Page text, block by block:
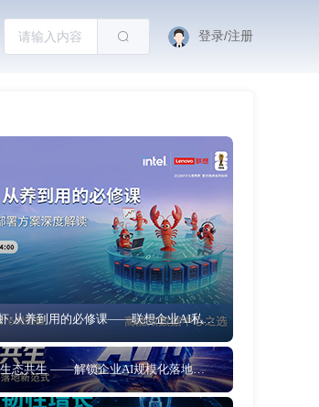
登录/注册
6月30日 企业级用虾:从养到用的必修课——联想企业AI私有化部署方案深度解读
6月26日 软硬协同 生态共生 ——解锁企业AI规模化落地新范式